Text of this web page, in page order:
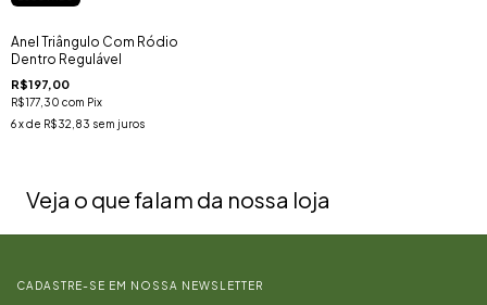
Anel Triângulo Com Ródio
Dentro Regulável
R$197,00
R$177,30 com Pix
6x de R$32,83 sem juros
Veja o que falam da nossa loja
CADASTRE-SE EM NOSSA NEWSLETTER